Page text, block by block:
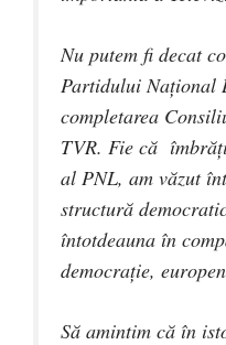
Nu putem fi decat
Partidului Naţional
completarea
TVR. Fie că
al PNL, am văzut
structură
întotdeauna în
democraţie,
Să amintim că în